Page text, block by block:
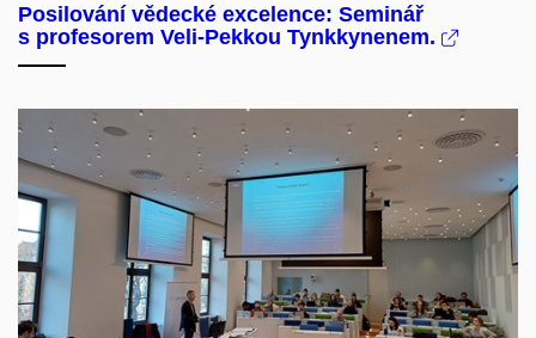
Posilování vědecké excelence: Seminář
s profesorem Veli-Pekkou Tynkkynenem.